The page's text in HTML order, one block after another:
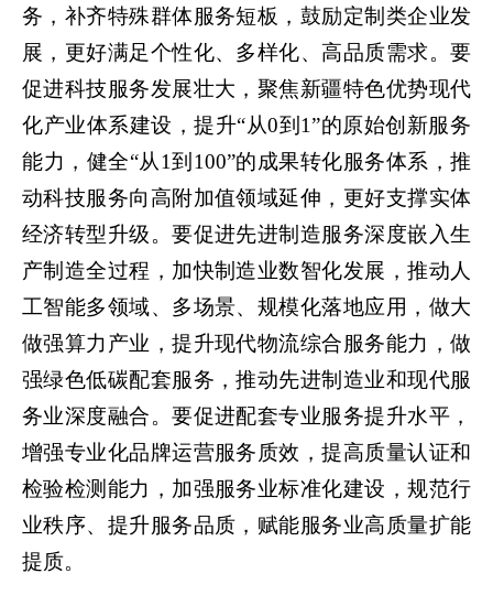
务，补齐特殊群体服务短板，鼓励定制类企业发
展，更好满足个性化、多样化、高品质需求。要
促进科技服务发展壮大，聚焦新疆特色优势现代
化产业体系建设，提升“从0到1”的原始创新服务
能力，健全“从1到100”的成果转化服务体系，推
动科技服务向高附加值领域延伸，更好支撑实体
经济转型升级。要促进先进制造服务深度嵌入生
产制造全过程，加快制造业数智化发展，推动人
工智能多领域、多场景、规模化落地应用，做大
做强算力产业，提升现代物流综合服务能力，做
强绿色低碳配套服务，推动先进制造业和现代服
务业深度融合。要促进配套专业服务提升水平，
增强专业化品牌运营服务质效，提高质量认证和
检验检测能力，加强服务业标准化建设，规范行
业秩序、提升服务品质，赋能服务业高质量扩能
提质。